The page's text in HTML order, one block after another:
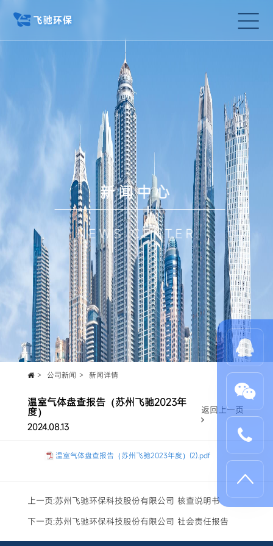
新闻中心
NEWS CENTER
公司新闻 新闻详情
温室气体盘查报告（苏州飞驰2023年
度）
2024.08.13
返回上一页
温室气体盘查报告（苏州飞驰2023年度）(2).pdf
上一页:苏州飞驰环保科技股份有限公司 核查说明书
下一页:苏州飞驰环保科技股份有限公司 社会责任报告